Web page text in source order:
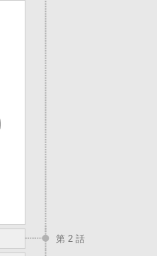
第 2 話